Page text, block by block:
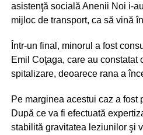
asistenţă socială Anenii Noi i-
mijloc de transport, ca să vină
Într-un final, minorul a fost
Emil Coţaga, care au constatat
spitalizare, deoarece rana a
Pe marginea acestui caz a fost
După ce va fi efectuată
stabilită gravitatea leziunilor şi